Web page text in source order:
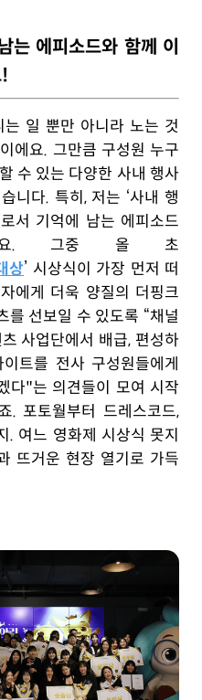
는 에피소드와 함께 이
는 일 뿐만 아니라 노는 것
에요. 그만큼 구성원 누구
수 있는 다양한 사내 행사
니다. 특히, 저는 ‘사내 행
서 기억에 남는 에피소드
요. 그중 올 초
상’ 시상식이 가장 먼저 떠
에게 더욱 양질의 더핑크
를 선보일 수 있도록 “채널
사업단에서 배급, 편성하
트를 전사 구성원들에게
다"는 의견들이 모여 시작
. 포토월부터 드레스코드,
. 여느 영화제 시상식 못지
뜨거운 현장 열기로 가득